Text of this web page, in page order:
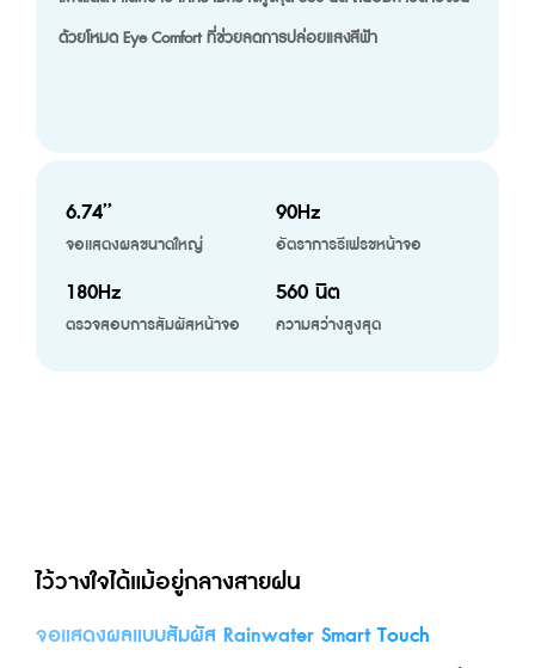
ด้วยโหมด Eye Comfort ที่ช่วยลดการปล่อยแสงสีฟ้า
6.74’’
จอแสดงผลขนาดใหญ่
90Hz
อัตราการรีเฟรชหน้าจอ
180Hz
ตรวจสอบการสัมผัสหน้าจอ
560 นิต
ความสว่างสูงสุด
ไว้วางใจได้แม้อยู่กลางสายฝน
จอแสดงผลแบบสัมผัส Rainwater Smart Touch